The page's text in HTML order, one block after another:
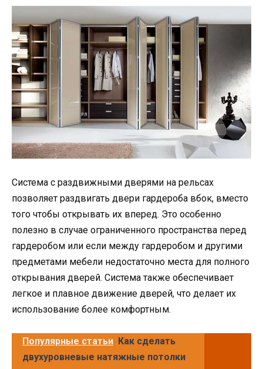
Система с раздвижными дверями на рельсах
позволяет раздвигать двери гардероба вбок, вместо
того чтобы открывать их вперед. Это особенно
полезно в случае ограниченного пространства перед
гардеробом или если между гардеробом и другими
предметами мебели недостаточно места для полного
открывания дверей. Система также обеспечивает
легкое и плавное движение дверей, что делает их
использование более комфортным.
Популярные статьи Как сделать
двухуровневые натяжные потолки